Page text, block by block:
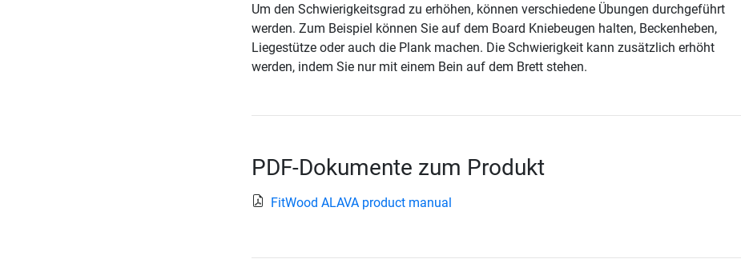
Um den Schwierigkeitsgrad zu erhöhen, können verschiedene Übungen durchgeführt
werden. Zum Beispiel können Sie auf dem Board Kniebeugen halten, Beckenheben,
Liegestütze oder auch die Plank machen. Die Schwierigkeit kann zusätzlich erhöht
werden, indem Sie nur mit einem Bein auf dem Brett stehen.
PDF-Dokumente zum Produkt
FitWood ALAVA product manual